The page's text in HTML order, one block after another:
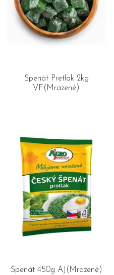
Špenát Pretlak 2kg
VF(Mrazené)
Špenát 450g AJ(Mrazené)